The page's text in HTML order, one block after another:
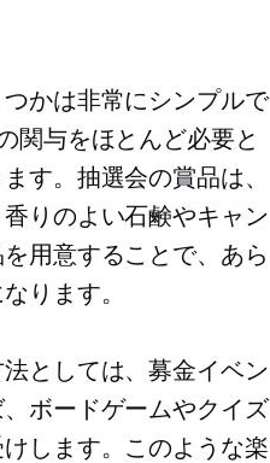
かは非常にシンプルで
関与をほとんど必要と
す。抽選会の賞品は、
りのよい石鹸やキャン
用意することで、あら
ります。
としては、募金イベン
ボードゲームやクイズ
します。このような楽